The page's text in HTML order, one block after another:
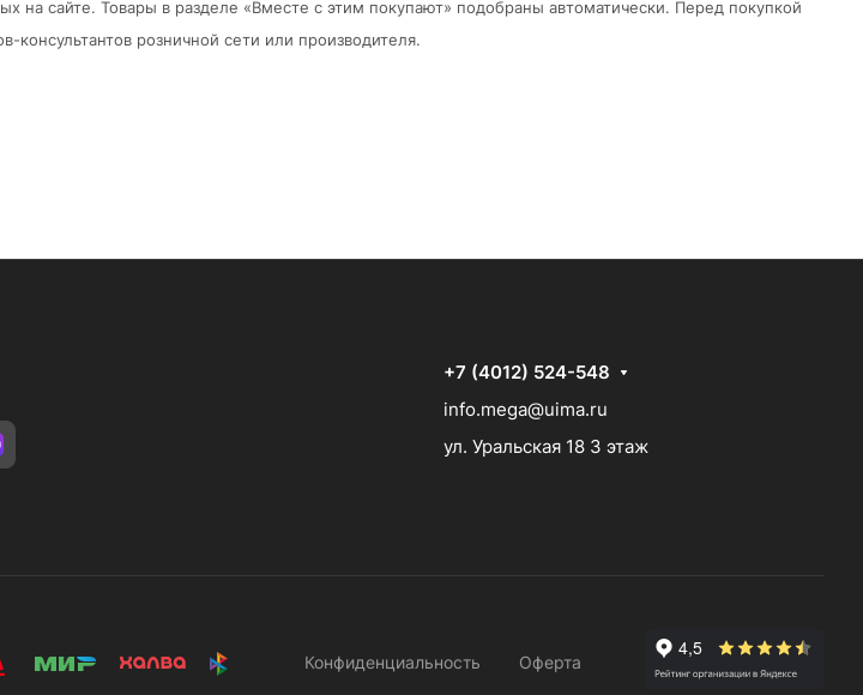
на сайте. Товары в разделе «Вместе с этим покупают» подобраны автоматически. Перед покупкой
розничной сети или производителя.
+7 (4012) 524-548
info.mega@uima.ru
ул. Уральская 18 3 этаж
Конфиденциальность Оферта